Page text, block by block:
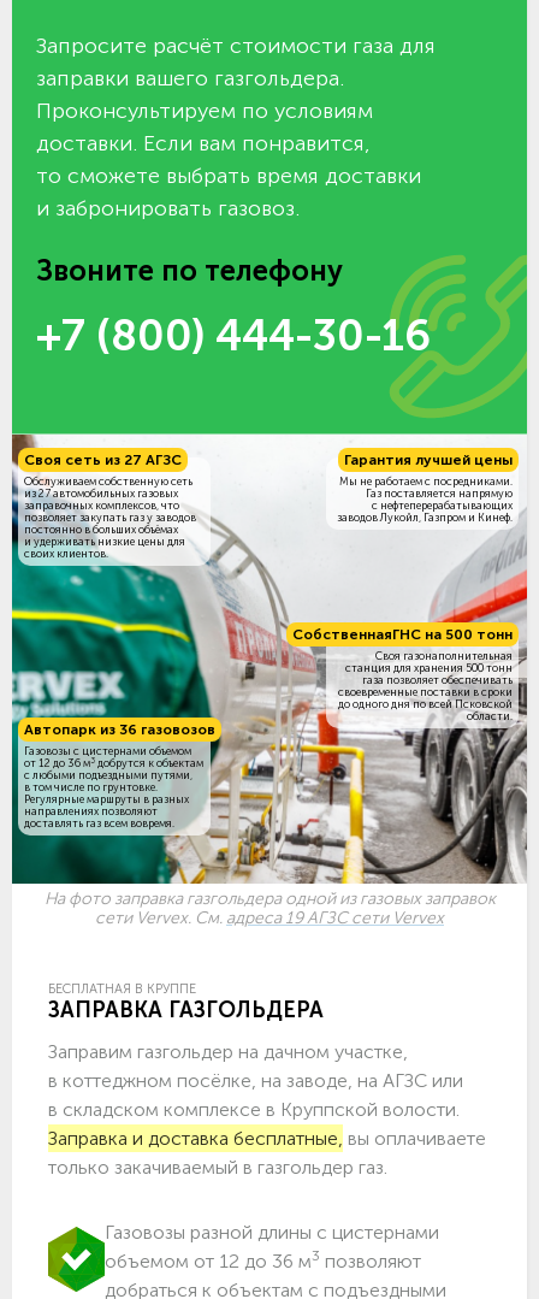
Запросите расчёт стоимости газа для
заправки вашего газгольдера.
Проконсультируем по условиям
доставки. Если вам понравится,
то сможете выбрать время доставки
и забронировать газовоз.
Звоните по телефону
+7 (800) 444-30-16
СобственнаяГНС на 500 тонн
Своя газонаполнительная
станция для хранения 500 тонн
газа позволяет обеспечивать
своевременные поставки в сроки
до одного дня по всей Псковской
области.
Своя сеть из 27 АГЗС
Обслуживаем собственную сеть
из 27 автомобильных газовых
заправочных комплексов, что
позволяет закупать газ у заводов
постоянно в больших объёмах
и удерживать низкие цены для
своих клиентов.
Гарантия лучшей цены
Мы не работаем с посредниками.
Газ поставляется напрямую
с нефтеперерабатывающих
заводов Лукойл, Газпром и Кинеф.
Автопарк из 36 газовозов
Газовозы с цистернами объемом
от 12 до 36 м3 добрутся к объектам
c любыми подъездными путями,
в том числе по грунтовке.
Регулярные маршруты в разных
направлениях позволяют
доставлять газ всем вовремя.
На фото заправка газгольдера одной из газовых заправок
сети Vervex. См. адреса 19 АГЗС сети Vervex
БЕСПЛАТНАЯ В КРУППЕ
ЗАПРАВКА ГАЗГОЛЬДЕРА
Заправим газгольдер на дачном участке,
в коттеджном посёлке, на заводе, на АГЗС или
в складском комплексе в Круппской волости.
Заправка и доставка бесплатные, вы оплачиваете
только закачиваемый в газгольдер газ.
Газовозы разной длины с цистернами
объемом от 12 до 36 м3 позволяют
добраться к объектам c подъездными